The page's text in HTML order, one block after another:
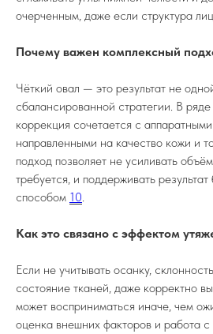
очерченным, даже если структура
Почему важен комплексный
Чёткий овал — это результат не
сбалансированной стратегии. В
коррекция сочетается с
направленными на качество кожи и
подход позволяет не усиливать
требуется, и поддерживать
способом 10.
Как это связано с эффектом
Если не учитывать осанку,
состояние тканей, даже корректно
может восприниматься иначе, чем
оценка внешних факторов и работа
ТРЕБУЕТСЯ
СПЕЦИАЛИСТА
определяемой положениями статьи
Гражданского кодекса РФ
Пишите, мы онлайн
Обратный звонок